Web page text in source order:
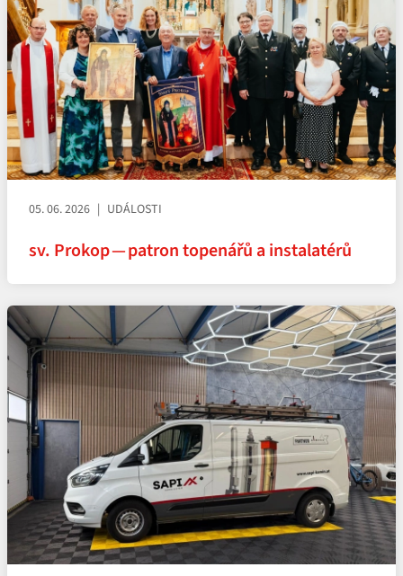
05. 06. 2026 UDÁLOSTI
sv. Prokop — patron topenářů a instalatérů